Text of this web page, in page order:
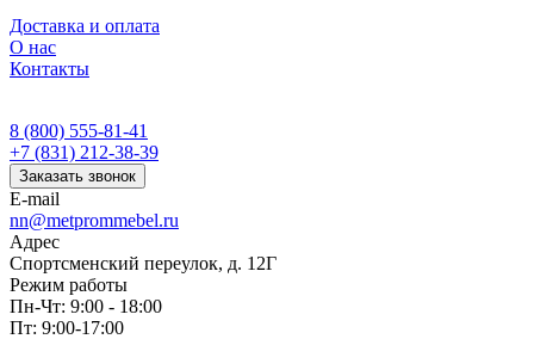
Доставка и оплата
О нас
Контакты
8 (800) 555-81-41
+7 (831) 212-38-39
Заказать звонок
E-mail
nn@metprommebel.ru
Адрес
Спортсменский переулок, д. 12Г
Режим работы
Пн-Чт: 9:00 - 18:00
Пт: 9:00-17:00